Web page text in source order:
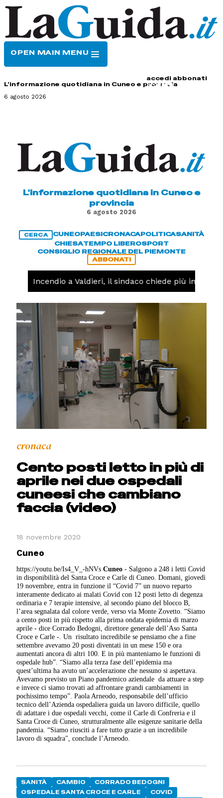
OPEN MAIN MENU
accedi abbonati
L'informazione quotidiana in Cuneo e provincia
6 agosto 2026
L'informazione quotidiana in Cuneo e
provincia
6 agosto 2026
CERCA CUNEOPAESICRONACAPOLITICASANITÀ
CHIESATEMPO LIBEROSPORT
CONSIGLIO REGIONALE DEL PIEMONTE
ABBONATI
Incendio a Valdieri, il sindaco chiede più
cronaca
Cento posti letto in più di
aprile nei due ospedali
cuneesi che cambiano
faccia (video)
18 novembre 2020
Cuneo
https://youtu.be/Is4_V_-hNVsCuneo - Salgono a 248 i letti Covid
in disponibilità del Santa Croce e Carle di Cuneo. Domani, giovedì
19 novembre, entra in funzione il “Covid 7” un nuovo reparto
interamente dedicato ai malati Covid con 12 posti letto di degenza
ordinaria e 7 terapie intensive, al secondo piano del blocco B,
l’area segnalata dal colore verde, verso via Monte Zovetto. “Siamo
a cento posti in più rispetto alla prima ondata epidemia di marzo
aprile - dice Corrado Bedogni, direttore generale dell’Aso Santa
Croce e Carle -. Un risultato incredibile se pensiamo che a fine
settembre avevamo 20 posti diventati in un mese 150 e ora
aumentati ancora di altri 100. E in più manteniamo le funzioni di
ospedale hub”. “Siamo alla terza fase dell’epidemia ma
quest’ultima ha avuto un’accelerazione che nessuno si aspettava.
Avevamo previsto un Piano pandemico aziendale da attuare a step
e invece ci siamo trovati ad affrontare grandi cambiamenti in
pochissimo tempo”. Paola Arneodo, responsabile dell’ufficio
tecnico dell’Azienda ospedaliera guida un lavoro difficile, quello
di adattare i due ospedali vecchi, come il Carle di Confreria e il
Santa Croce di Cuneo, strutturalmente alle esigenze sanitarie della
pandemia. “Siamo riusciti a fare tutto grazie a un incredibile
lavoro di squadra", conclude l’Arneodo.
SANITÀ CAMBIO
CORRADO BEDOGNI
OSPEDALE SANTA CROCE E CARLE
COVID